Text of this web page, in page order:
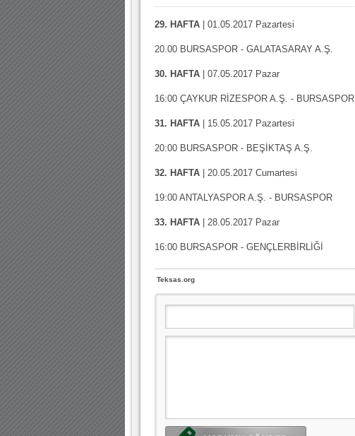
10.04.2023 14:44 |Hoş geldin Göktuğ Bebek!
12.10.2025 17:30 | MUTLULUKLAR SİNAN SILACI
16.07.2024 14:32 |Hoş geldin Kerem Bebek!
08.01.2024 19:01 | Hoş geldin Aslan bebek!
03.01.2024 19:09 |Hoş geldin Güneş bebek!
29. HAFTA | 01.05.2017 Pazartesi
20.00 BURSASPOR - GALATASARAY A.Ş.
30. HAFTA | 07.05.2017 Pazar
16:00 ÇAYKUR RİZESPOR A.Ş. - BURSASPOR
31. HAFTA | 15.05.2017 Pazartesi
20:00 BURSASPOR - BEŞİKTAŞ A.Ş.
32. HAFTA | 20.05.2017 Cumartesi
19:00 ANTALYASPOR A.Ş. - BURSASPOR
33. HAFTA | 28.05.2017 Pazar
16:00 BURSASPOR - GENÇLERBİRLİĞİ
Teksas.org